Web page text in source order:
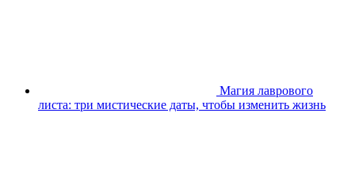
Магия лаврового
листа: три мистические даты, чтобы изменить жизнь